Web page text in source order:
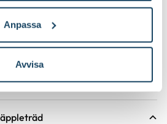
Anpassa
Avvisa